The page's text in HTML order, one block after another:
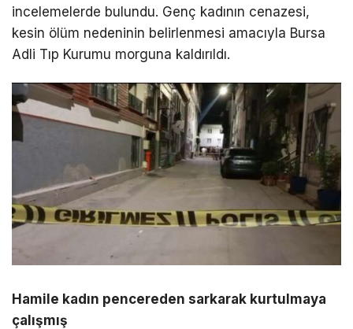
incelemelerde bulundu. Genç kadının cenazesi,
kesin ölüm nedeninin belirlenmesi amacıyla Bursa
Adli Tıp Kurumu morguna kaldırıldı.
Hamile kadın pencereden sarkarak kurtulmaya
çalışmış